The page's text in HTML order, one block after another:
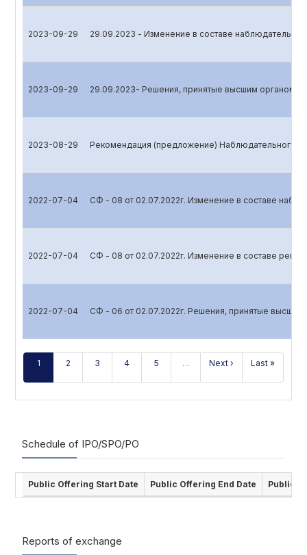
2023-09-29 29.09.2023 - Изменение в составе
2023-09-29 29.09.2023- Решения, принятые высшим органом
2023-08-29 Рекомендация (предложение) Наблюдательного
2022-07-04 СФ - 08 от 02.07.2022г. Изменение в составе
2022-07-04 СФ - 08 от 02.07.2022г. Изменение в составе
2022-07-04 СФ - 06 от 02.07.2022г. Решения, принятые высшим
1 2 3 4 5 … Next › Last »
Schedule of IPO/SPO/PO
Public Offering Start Date Public Offering End Date Public
Reports of exchange